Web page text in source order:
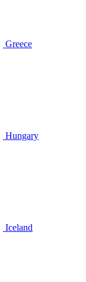
Greece
Hungary
Iceland